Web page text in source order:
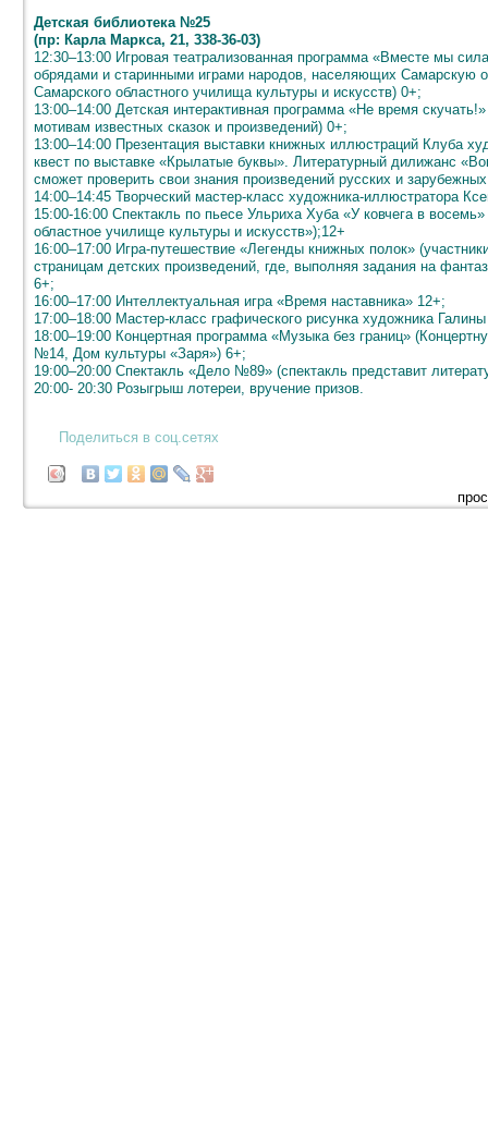
Детская библиотека №25
(пр: Карла Маркса, 21, 338-36-03)
12:30–13:00 Игровая театрализованная программа «Вместе мы
обрядами и старинными играми народов, населяющих Самарскую
Самарского областного училища культуры и искусств) 0+;
13:00–14:00 Детская интерактивная программа «Не время
мотивам известных сказок и произведений) 0+;
13:00–14:00 Презентация выставки книжных иллюстраций Клуба
квест по выставке «Крылатые буквы». Литературный дилижанс
сможет проверить свои знания произведений русских и
14:00–14:45 Творческий мастер-класс художника-иллюстратора
15:00-16:00 Спектакль по пьесе Ульриха Хуба «У ковчега в
областное училище культуры и искусств»);12+
16:00–17:00 Игра-путешествие «Легенды книжных полок»
страницам детских произведений, где, выполняя задания на
6+;
16:00–17:00 Интеллектуальная игра «Время наставника» 12+;
17:00–18:00 Мастер-класс графического рисунка художника
18:00–19:00 Концертная программа «Музыка без границ»
№14, Дом культуры «Заря») 6+;
19:00–20:00 Спектакль «Дело №89» (спектакль представит
20:00- 20:30 Розыгрыш лотереи, вручение призов.
Поделиться в соц.сетях